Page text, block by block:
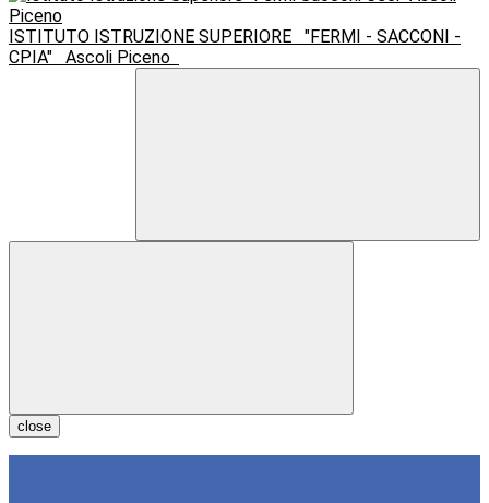
ISTITUTO ISTRUZIONE SUPERIORE
"FERMI - SACCONI -
CPIA"
Ascoli Piceno
close